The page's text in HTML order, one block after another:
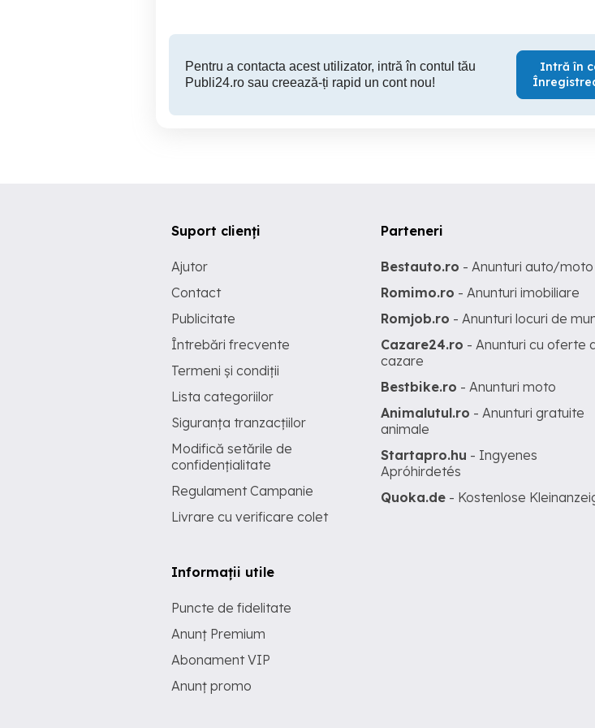
Pentru a contacta acest utilizator, intră în contul tău
Publi24.ro sau creează-ți rapid un cont nou!
Intră în
Suport clienți
Ajutor
Contact
Publicitate
Întrebări frecvente
Termeni și condiții
Lista categoriilor
Siguranța tranzacțiilor
Modifică setările de
confidențialitate
Regulament Campanie
Livrare cu verificare colet
Informații utile
Puncte de fidelitate
Anunț Premium
Abonament VIP
Anunț promo
Parteneri
Bestauto.ro - Anunturi auto/moto
Romimo.ro - Anunturi imobiliare
Romjob.ro - Anunturi locuri de
Cazare24.ro - Anunturi cu oferte
cazare
Bestbike.ro - Anunturi moto
Animalutul.ro - Anunturi gratuite
animale
Startapro.hu - Ingyenes
Apróhirdetés
Quoka.de - Kostenlose